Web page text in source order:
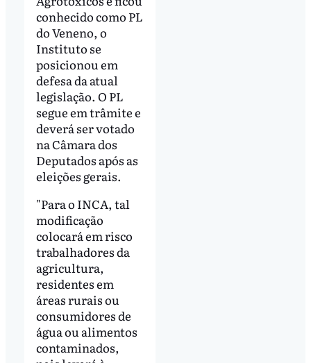
conhecido como PL
do Veneno, o
Instituto se
posicionou em
defesa da atual
legislação. O PL
segue em trâmite e
deverá ser votado
na Câmara dos
Deputados após as
eleições gerais.
"Para o INCA, tal
modificação
colocará em risco
trabalhadores da
agricultura,
residentes em
áreas rurais ou
consumidores de
água ou alimentos
contaminados,